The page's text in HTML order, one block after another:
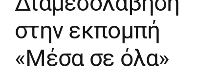
στην εκπομπή
«Μέσα σε όλα»